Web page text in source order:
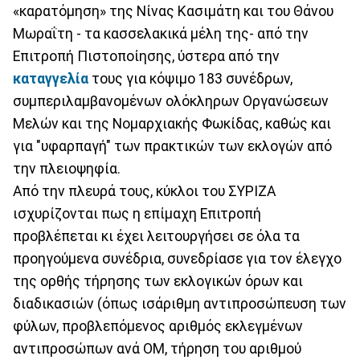
«καρατόμηση» της Νίνας Κασιμάτη και του Θάνου
Μωραΐτη - τα κασσελακικά μέλη της- από την
Επιτροπή Πιστοποίησης, ύστερα από την
καταγγελία τους για κόψιμο 183 συνέδρων,
συμπεριλαμβανομένων ολόκληρων Οργανώσεων
Μελών και της Νομαρχιακής Φωκίδας, καθώς και
για "υφαρπαγή" των πρακτικών των εκλογών από
την πλειοψηφία.
Από την πλευρά τους, κύκλοι του ΣΥΡΙΖΑ
ισχυρίζονται πως η επίμαχη Επιτροπή
προβλέπεται κι έχει λειτουργήσει σε όλα τα
προηγούμενα συνέδρια, συνεδρίασε για τον έλεγχο
της ορθής τήρησης των εκλογικών όρων και
διαδικασιών (όπως ισάριθμη αντιπροσώπευση των
φύλων, προβλεπόμενος αριθμός εκλεγμένων
αντιπροσώπων ανά ΟΜ, τήρηση του αριθμού